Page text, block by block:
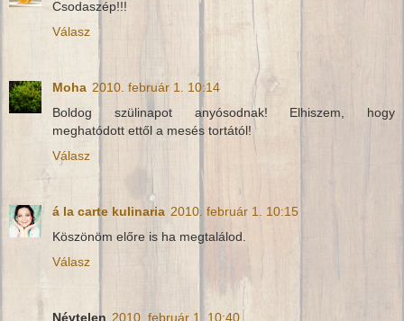
Csodaszép!!!
Válasz
Moha 2010. február 1. 10:14
Boldog szülinapot anyósodnak! Elhiszem, hogy
meghatódott ettől a mesés tortától!
Válasz
á la carte kulinaria 2010. február 1. 10:15
Köszönöm előre is ha megtalálod.
Válasz
Névtelen 2010. február 1. 10:40